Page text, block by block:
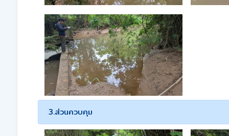
3.ส่วนควบคุม